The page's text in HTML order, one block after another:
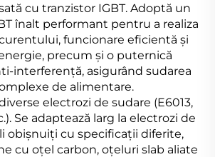
cu tranzistor IGBT. Adoptă un
înalt performant pentru a realiza
funcionare eficientă și
precum și o puternică
interferență, asigurând sudarea
de alimentare.
electrozi de sudare (E6013,
Se adaptează larg la electrozi de
obișnuiți cu specificații diferite,
cu oțel carbon, oțeluri slab aliate